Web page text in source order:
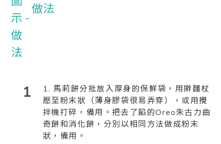
做法
1
1. 馬莉餅分批放入厚身的保鮮袋，用擀麵杖
壓至粉末狀（薄身膠袋很易弄穿），或用攪
拌機打碎，備用。把去了餡的Oreo朱古力曲
奇餅和消化餅，分別以相同方法做成粉末
狀，備用。